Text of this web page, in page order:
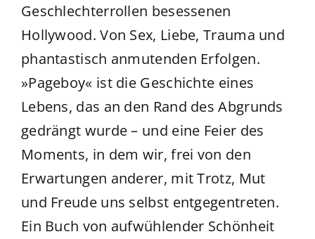
Geschlechterrollen besessenen
Hollywood. Von Sex, Liebe, Trauma und
phantastisch anmutenden Erfolgen.
»Pageboy« ist die Geschichte eines
Lebens, das an den Rand des Abgrunds
gedrängt wurde – und eine Feier des
Moments, in dem wir, frei von den
Erwartungen anderer, mit Trotz, Mut
und Freude uns selbst entgegentreten.
Ein Buch von aufwühlender Schönheit